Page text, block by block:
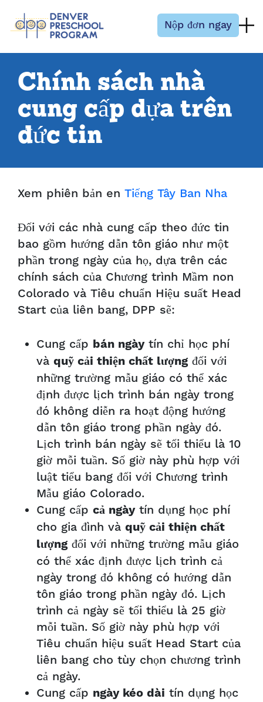
Nộp đơn ngay
Chính sách nhà
cung cấp dựa trên
đức tin
Xem phiên bản en Tiếng Tây Ban Nha
Đối với các nhà cung cấp theo đức tin
bao gồm hướng dẫn tôn giáo như một
phần trong ngày của họ, dựa trên các
chính sách của Chương trình Mầm non
Colorado và Tiêu chuẩn Hiệu suất Head
Start của liên bang, DPP sẽ:
Cung cấp bán ngàytín chỉ học phí
và quỹ cải thiện chất lượngđối với
những trường mẫu giáo có thể xác
định được lịch trình bán ngày trong
đó không diễn ra hoạt động hướng
dẫn tôn giáo trong phần ngày đó.
Lịch trình bán ngày sẽ tối thiểu là 10
giờ mỗi tuần. Số giờ này phù hợp với
luật tiểu bang đối với Chương trình
Mẫu giáo Colorado.
Cung cấp cả ngàytín dụng học phí
cho gia đình và quỹ cải thiện chất
lượngđối với những trường mẫu giáo
có thể xác định được lịch trình cả
ngày trong đó không có hướng dẫn
tôn giáo trong phần ngày đó. Lịch
trình cả ngày sẽ tối thiểu là 25 giờ
mỗi tuần. Số giờ này phù hợp với
Tiêu chuẩn hiệu suất Head Start của
liên bang cho tùy chọn chương trình
cả ngày.
Cung cấp ngày kéo dài tín dụng học